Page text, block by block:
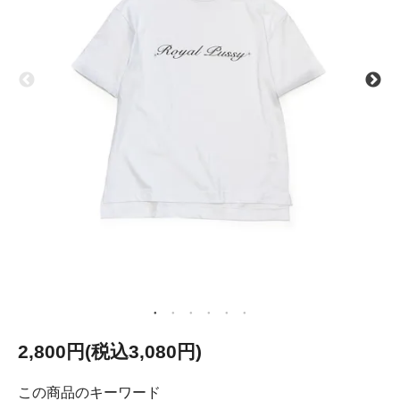
2,800円(税込3,080円)
この商品のキーワード